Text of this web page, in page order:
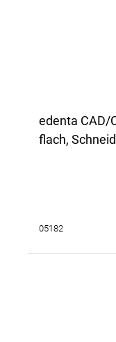
edenta CAD/
flach,
05182